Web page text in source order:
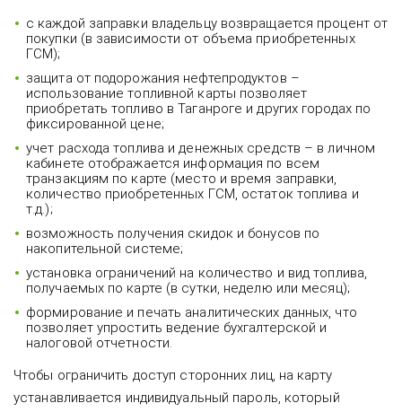
с каждой заправки владельцу возвращается процент от
покупки (в зависимости от объема приобретенных
ГСМ);
защита от подорожания нефтепродуктов –
использование топливной карты позволяет
приобретать топливо в Таганроге и других городах по
фиксированной цене;
учет расхода топлива и денежных средств – в личном
кабинете отображается информация по всем
транзакциям по карте (место и время заправки,
количество приобретенных ГСМ, остаток топлива и
т.д.);
возможность получения скидок и бонусов по
накопительной системе;
установка ограничений на количество и вид топлива,
получаемых по карте (в сутки, неделю или месяц);
формирование и печать аналитических данных, что
позволяет упростить ведение бухгалтерской и
налоговой отчетности.
Чтобы ограничить доступ сторонних лиц, на карту
устанавливается индивидуальный пароль, который